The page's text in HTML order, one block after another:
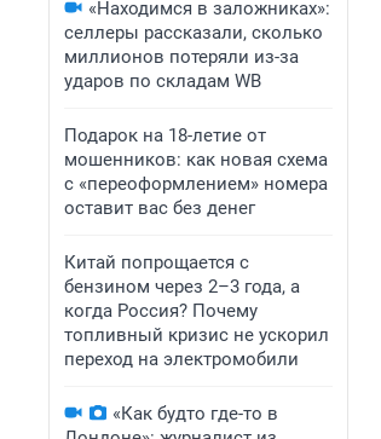
«Находимся в заложниках»:
селлеры рассказали, сколько
миллионов потеряли из-за
ударов по складам WB
Подарок на 18-летие от
мошенников: как новая схема
с «переоформлением» номера
оставит вас без денег
Китай попрощается с
бензином через 2–3 года, а
когда Россия? Почему
топливный кризис не ускорил
переход на электромобили
«Как будто где-то в